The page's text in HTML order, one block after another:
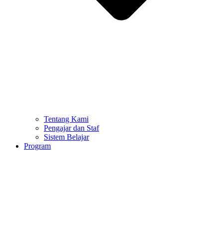
Tentang Kami
Pengajar dan Staf
Sistem Belajar
Program